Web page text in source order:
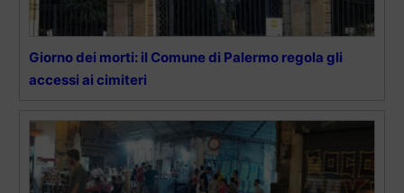
Giorno dei morti: il Comune di Palermo regola gli
accessi ai cimiteri